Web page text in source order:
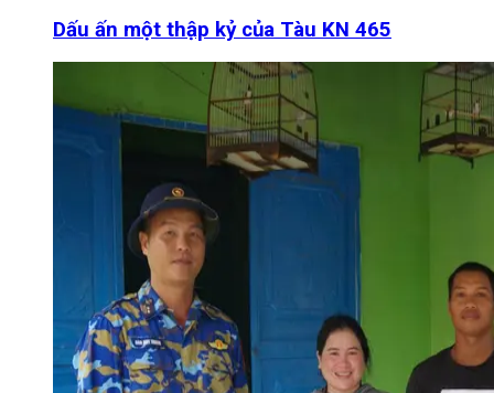
Dấu ấn một thập kỷ của Tàu KN 465